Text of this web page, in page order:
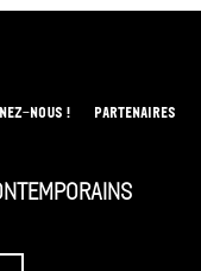
NOUS ! PARTENAIRES